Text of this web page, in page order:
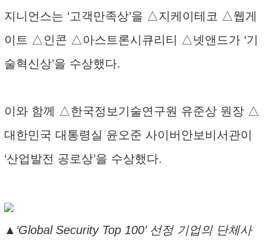
지니언스는 ‘고객만족상’을 △지케이테코 △웹게
이트 △인콘 △아스트론시큐리티 △넷앤드가 ‘기
술혁신상’을 수상했다.
이와 함께 △한국정보기술연구원 유준상 원장 △
대한민국 대통령실 윤오준 사이버안보비서관이
‘산업발전 공로상’을 수상했다.
▲‘Global Security Top 100’ 선정 기업의 단체사